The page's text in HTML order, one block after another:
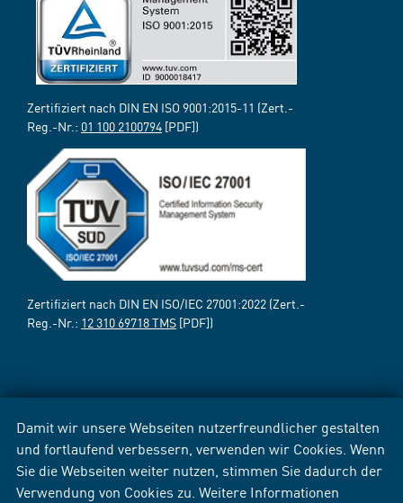
Damit wir unsere Webseiten nutzerfreundlicher gestalten
und fortlaufend verbessern, verwenden wir Cookies. Wenn
Sie die Webseiten weiter nutzen, stimmen Sie dadurch der
Verwendung von Cookies zu. Weitere Informationen
Zertifiziert nach DIN EN ISO 9001:2015-11 (Zert.-
Reg.-Nr.: 01 100 2100794 [PDF])
Zertifiziert nach DIN EN ISO/IEC 27001:2022 (Zert.-
Reg.-Nr.: 12 310 69718 TMS [PDF])